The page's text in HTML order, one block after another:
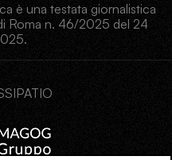
è una testata giornalistica
Roma n. 46/2025 del 24